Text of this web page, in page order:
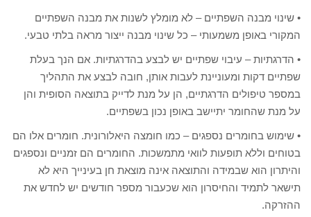
• שינוי מבנה השפתיים – לא מומלץ לשנות את מבנה השפתיים
המקורי באופן משמעותי – כל שינוי מבנה ייצור מראה בלתי טבעי.
• הדרגתיות – עיבוי שפתיים יש לבצע בהדרגתיות. אם הנך בעלת
שפתיים דקות ומעוניינת לעבות אותן, חובה לבצע את התהליך
במספר טיפולים הדרגתיים, הן על מנת לדייק בתוצאה הסופית והן
על מנת שהחומר יתיישב באופן נכון בשפתיים.
• שימוש בחומרים נספגים – כמו חומצה היאלורונית. חומרים אלו הם
בטוחים וללא תופעות לוואי מתמשכות. החומרים הם זמניים ונספגים
והיתרון הוא שבמידה והתוצאה אינה מוצאת חן בעינייך היא לא
תישאר לתמיד והחיסרון הוא שכעבור מספר חודשים יש לחדש את
ההזרקה.